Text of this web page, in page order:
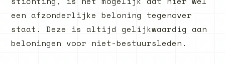
een afzonderlijke beloning tegenover
staat. Deze is altijd gelijkwaardig aan
beloningen voor niet-bestuursleden.